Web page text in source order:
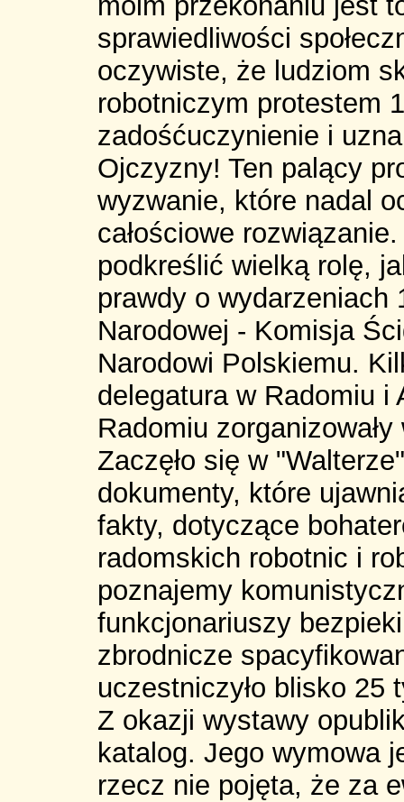
sprawiedliwości
oczywiste, że ludziom
robotniczym protestem
zadośćuczynienie i
Ojczyzny! Ten palący
wyzwanie, które nadal
całościowe
podkreślić wielką rolę,
prawdy o
Narodowej - Komisja
Narodowi Polskiemu.
delegatura w Radomiu i
Radomiu
Zaczęło się w
dokumenty, które
fakty, dotyczące
radomskich robotnic i
poznajemy
funkcjonariuszy
zbrodnicze
uczestniczyło blisko 25
Z okazji wystawy
katalog. Jego wymowa
rzecz nie pojęta, że za